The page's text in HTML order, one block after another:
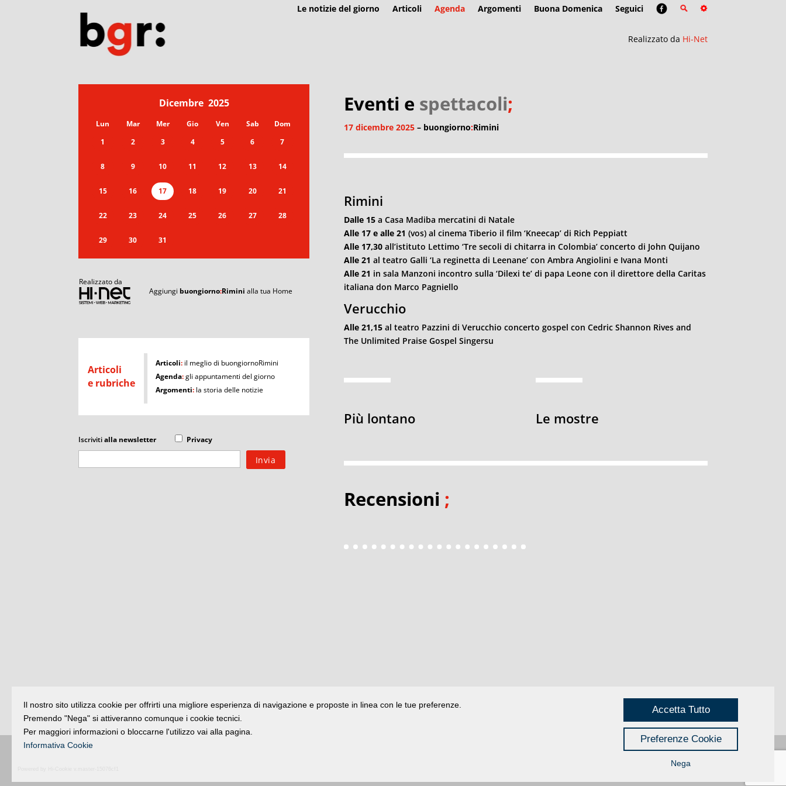
Le notizie del giorno Articoli Agenda Argomenti Buona Domenica Seguici
Realizzato da Hi-Net
Dicembre 2025
Lun Mar Mer Gio Ven Sab
Dom
1
2 3 4 5 6 7
8 9 10 11 12 13 14
15 16 17 18 19 20 21
22 23 24 25 26 27 28
29 30 31
Realizzato da
Aggiungi buongiorno:Riminialla tua Home
Articoli
e rubriche
I Articoli: il meglio di buongiornoRimini
Agenda:gli appuntamenti del giorno
Argomenti: la storia delle notizie
Iscrivitialla newsletter Privacy
Eventi e spettacoli;
17 dicembre 2025 – buongiorno:Rimini
Rimini
Dalle 15 a Casa Madiba mercatini di Natale
Alle 17 e alle 21 (vos) al cinema Tiberio il film ‘Kneecap’ di Rich Peppiatt
Alle 17,30 all’istituto Lettimo ‘Tre secoli di chitarra in Colombia’ concerto di John Quijano
Alle 21 al teatro Galli ‘La reginetta di Leenane’ con Ambra Angiolini e Ivana Monti
Alle 21 in sala Manzoni incontro sulla ‘Dilexi te’ di papa Leone con il direttore della Caritas
italiana don Marco Pagniello
Verucchio
Alle 21,15 al teatro Pazzini di Verucchio concerto gospel con Cedric Shannon Rives and
The Unlimited Praise Gospel Singersu
Più lontano Le mostre
Recensioni ;
Il nostro sito utilizza cookie per offrirti una migliore esperienza di navigazione e proposte in linea con le tue preferenze.
Premendo "Nega" si attiveranno comunque i cookie tecnici.
Per maggiori informazioni o bloccarne l'utilizzo vai alla pagina.
Informativa Cookie
Accetta Tutto
Preferenze Cookie
Nega